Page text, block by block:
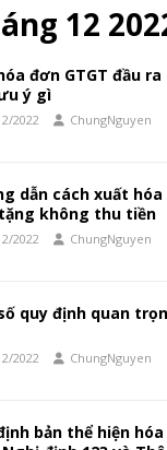
12
đơn GTGT đầu
ý gì
2022 ChungNguyen
dẫn cách xuất
không thu tiền
2022 ChungNguyen
quy định quan
2022 ChungNguyen
bản thể hiện